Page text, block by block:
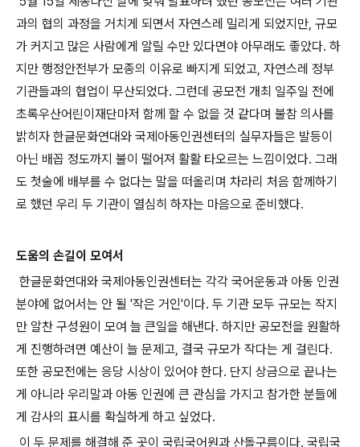
과의 협의 과정을 거치게 되면서 자연스레 밀리게 되었지만, 규모
가 커지고 많은 사람에게 알릴 수만 있다면야 아무래도 좋았다. 하
지만 행정안전부가 모종의 이유로 빠지게 되었고, 자연스레 정부
기관들과의 협업이 무산되었다. 그런데 공모전 개최 일주일 전에
초록우산어린이재단마저 함께 할 수 없을 것 같다며 불참 의사를
밝히자 한글문화연대와 국제아동인권센터의 실무자들은 발등이
아닌 배꼽 정도까지 불이 떨어져 활활 타오르는 느낌이었다. 그래
도 첫술에 배부를 수 없다는 말을 떠올리며 차라리 처음 함께하기
로 했던 우리 두 기관이 열심히 하자는 마음으로 준비했다.
도움의 손길이 모여서
한글문화연대와 국제아동인권센터는 각각 국어운동과 아동 인권
분야에 없어서는 안 될 '작은 거인'이다. 두 기관 모두 규모는 작지
만 알찬 구성원이 모여 늘 큰일을 해낸다. 하지만 공모전을 원활하
게 진행하려면 예산이 늘 문제고, 결국 규모가 작다는 게 걸린다.
또한 공모전에는 응당 시상이 있어야 한다. 단지 상금으로 끝나는
게 아니라 우리말과 아동 인권에 큰 관심을 가지고 참가한 분들에
게 감사의 표시를 확실하게 하고 싶었다.
이 두 문제를 해결해 준 곳이 국립국어원과 산돌구름이다. 국립국